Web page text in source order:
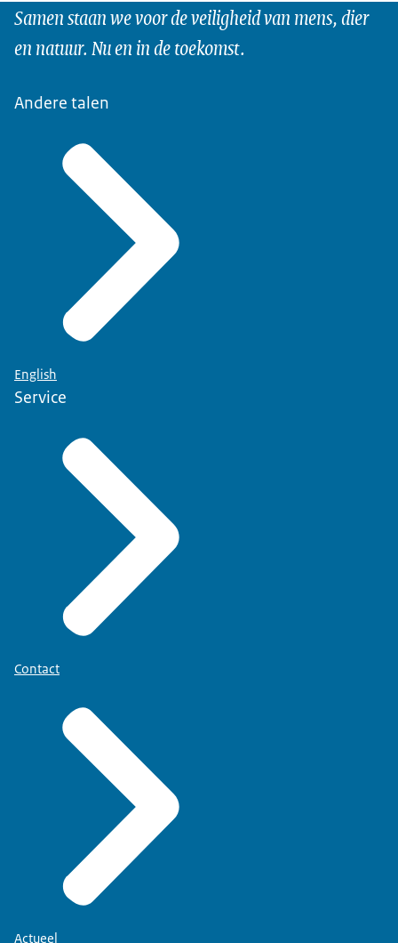
Samen staan we voor de veiligheid van mens, dier
en natuur. Nu en in de toekomst.
Andere talen
English
Service
Contact
Actueel